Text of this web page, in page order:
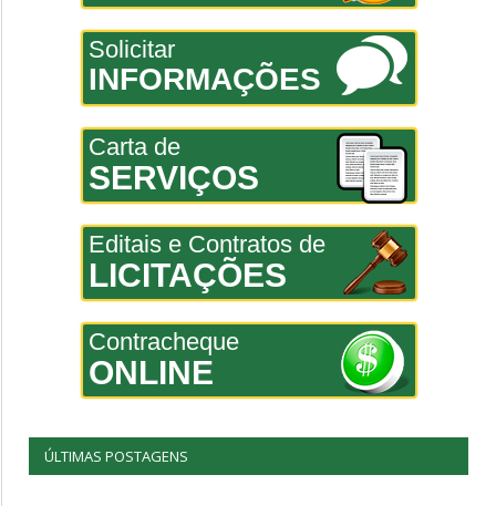
Solicitar
INFORMAÇÕES
Carta de
SERVIÇOS
Editais e Contratos de
LICITAÇÕES
Contracheque
ONLINE
ÚLTIMAS POSTAGENS